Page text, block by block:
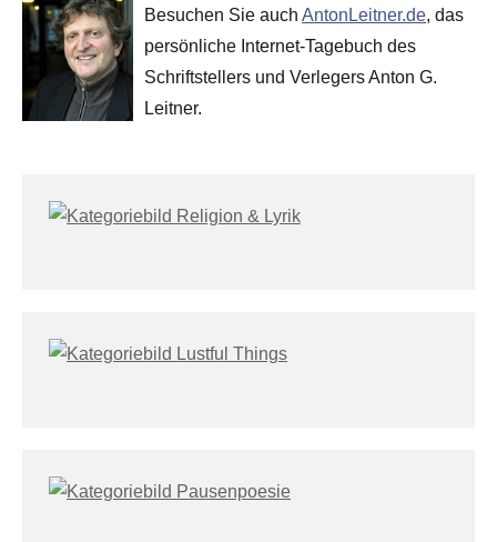
Besuchen Sie auch AntonLeitner.de, das
persönliche Internet-Tagebuch des
Schriftstellers und Verlegers Anton G.
Leitner.